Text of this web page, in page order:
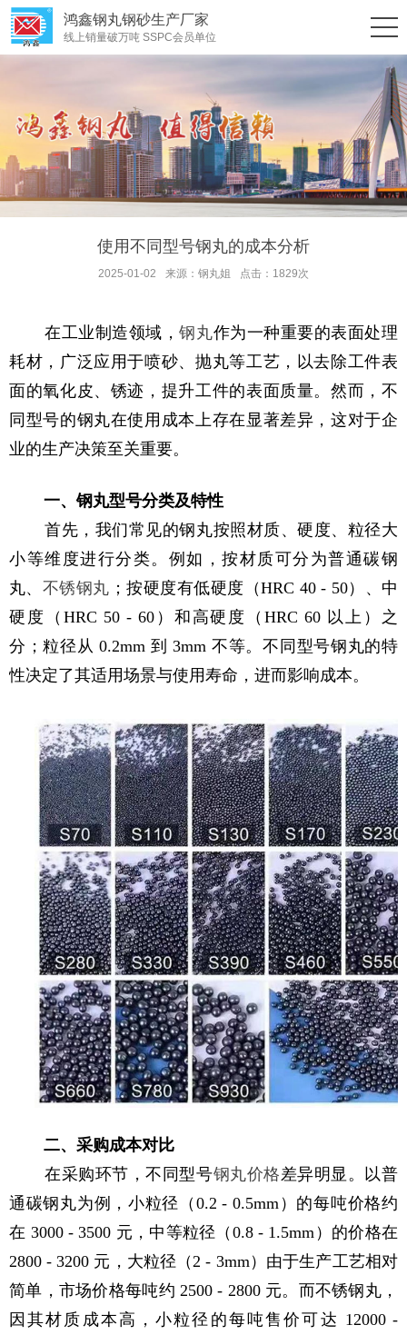
鸿鑫钢丸钢砂生产厂家
线上销量破万吨 SSPC会员单位
使用不同型号钢丸的成本分析
2025-01-02 来源：钢丸姐 点击：1829次
在工业制造领域，钢丸作为一种重要的表面处理
耗材，广泛应用于喷砂、抛丸等工艺，以去除工件表
面的氧化皮、锈迹，提升工件的表面质量。然而，不
同型号的钢丸在使用成本上存在显著差异，这对于企
业的生产决策至关重要。
一、钢丸型号分类及特性
首先，我们常见的钢丸按照材质、硬度、粒径大
小等维度进行分类。例如，按材质可分为普通碳钢
丸、 不锈钢丸 ；按硬度有低硬度（HRC 40 - 50）、中
硬度（HRC 50 - 60）和高硬度（HRC 60 以上）之
分；粒径从 0.2mm 到 3mm 不等。不同型号钢丸的特
性决定了其适用场景与使用寿命，进而影响成本。
二、采购成本对比
在采购环节，不同型号钢丸价格差异明显。以普
通碳钢丸为例，小粒径（0.2 - 0.5mm）的每吨价格约
在 3000 - 3500 元，中等粒径（0.8 - 1.5mm）的价格在
2800 - 3200 元，大粒径（2 - 3mm）由于生产工艺相对
简单，市场价格每吨约 2500 - 2800 元。而不锈钢丸，
因其材质成本高，小粒径的每吨售价可达 12000 -